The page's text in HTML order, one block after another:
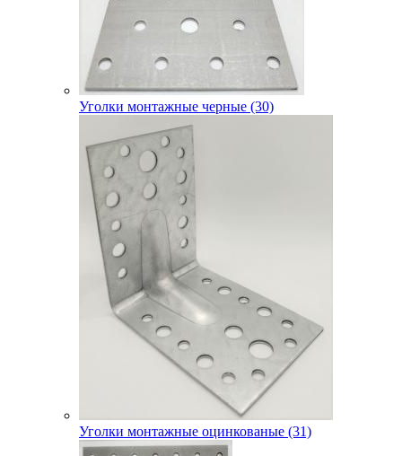
Уголки монтажные черные (30)
Уголки монтажные оцинкованые (31)